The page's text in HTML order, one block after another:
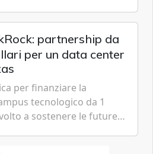
rischio.
partnership da
per un data center
per finanziare la
tecnologico da 1
a sostenere le future